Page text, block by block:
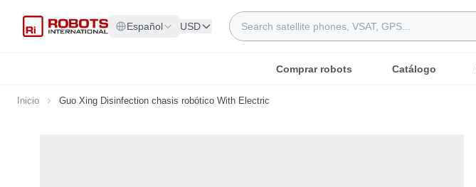
Español USD
Search
Comprar robots Catálogo
Inicio Guo Xing Disinfection chasis robótico With Electric